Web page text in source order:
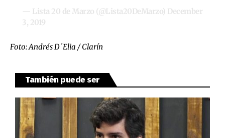
— Lista 20 de Marzo (@Lista20DeMarzo) December
3, 2019
Foto: Andrés D´Elia / Clarín
También puede ser